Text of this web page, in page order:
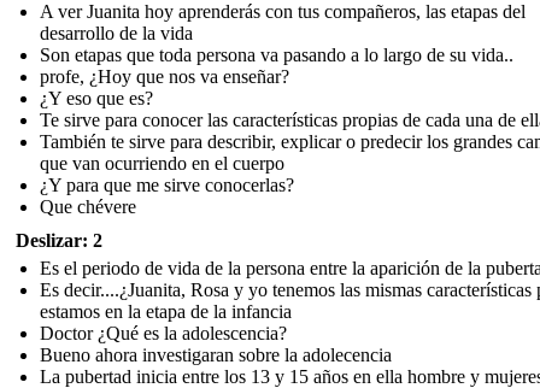
A ver Juanita hoy aprenderás con tus compañeros, las etapas del
desarrollo de la vida
Son etapas que toda persona va pasando a lo largo de su vida..
profe, ¿Hoy que nos va enseñar?
¿Y eso que es?
Te sirve para conocer las características propias de cada una de
También te sirve para describir, explicar o predecir los grandes
que van ocurriendo en el cuerpo
¿Y para que me sirve conocerlas?
Que chévere
Deslizar: 2
Es el periodo de vida de la persona entre la aparición de la
Es decir....¿Juanita, Rosa y yo tenemos las mismas características
estamos en la etapa de la infancia
Doctor ¿Qué es la adolescencia?
Bueno ahora investigaran sobre la adolecencia
La pubertad inicia entre los 13 y 15 años en ella hombre y